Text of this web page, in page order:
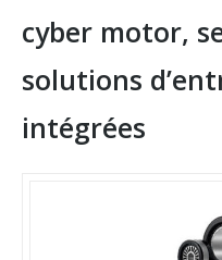
cyber motor,
solutions
intégrées